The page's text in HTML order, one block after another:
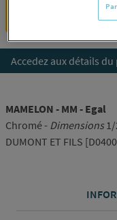
Accedez aux détails
MAMELON - MM - Egal
Chromé - Dimensions
DUMONT ET FILS